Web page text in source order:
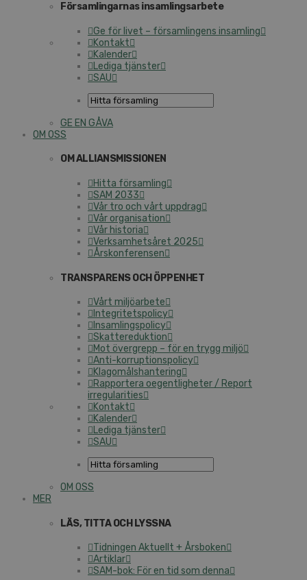
Församlingarnas insamlingsarbete
Ge för livet – församlingens insamling
Kontakt
Kalender
Lediga tjänster
SAU
GE EN GÅVA
OM OSS
OM ALLIANSMISSIONEN
Hitta församling
SAM 2033
Vår tro och vårt uppdrag
Vår organisation
Vår historia
Verksamhetsåret 2025
Årskonferensen
TRANSPARENS OCH ÖPPENHET
Vårt miljöarbete
Integritetspolicy
Insamlingspolicy
Skattereduktion
Mot övergrepp – för en trygg miljö
Anti-korruptionspolicy
Klagomålshantering
Rapportera oegentligheter / Report
irregularities
Kontakt
Kalender
Lediga tjänster
SAU
OM OSS
MER
LÄS, TITTA OCH LYSSNA
Tidningen Aktuellt + Årsboken
Artiklar
SAM-bok: För en tid som denna